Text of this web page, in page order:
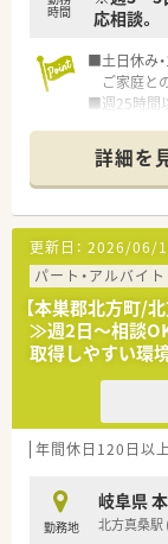
時間
応相談。
■土日休み
ご家庭と
■週25時間
子育て中
■就業時間
週3日程度
■院内・薬
■精神科領
いたします
詳細を
更新日： 2026/06/
パート・アルバイト
【本巣郡北方町/
≫週2日～相談
取得しやすい環
年間休日120日以
勤務地
岐阜県
北方真桑駅